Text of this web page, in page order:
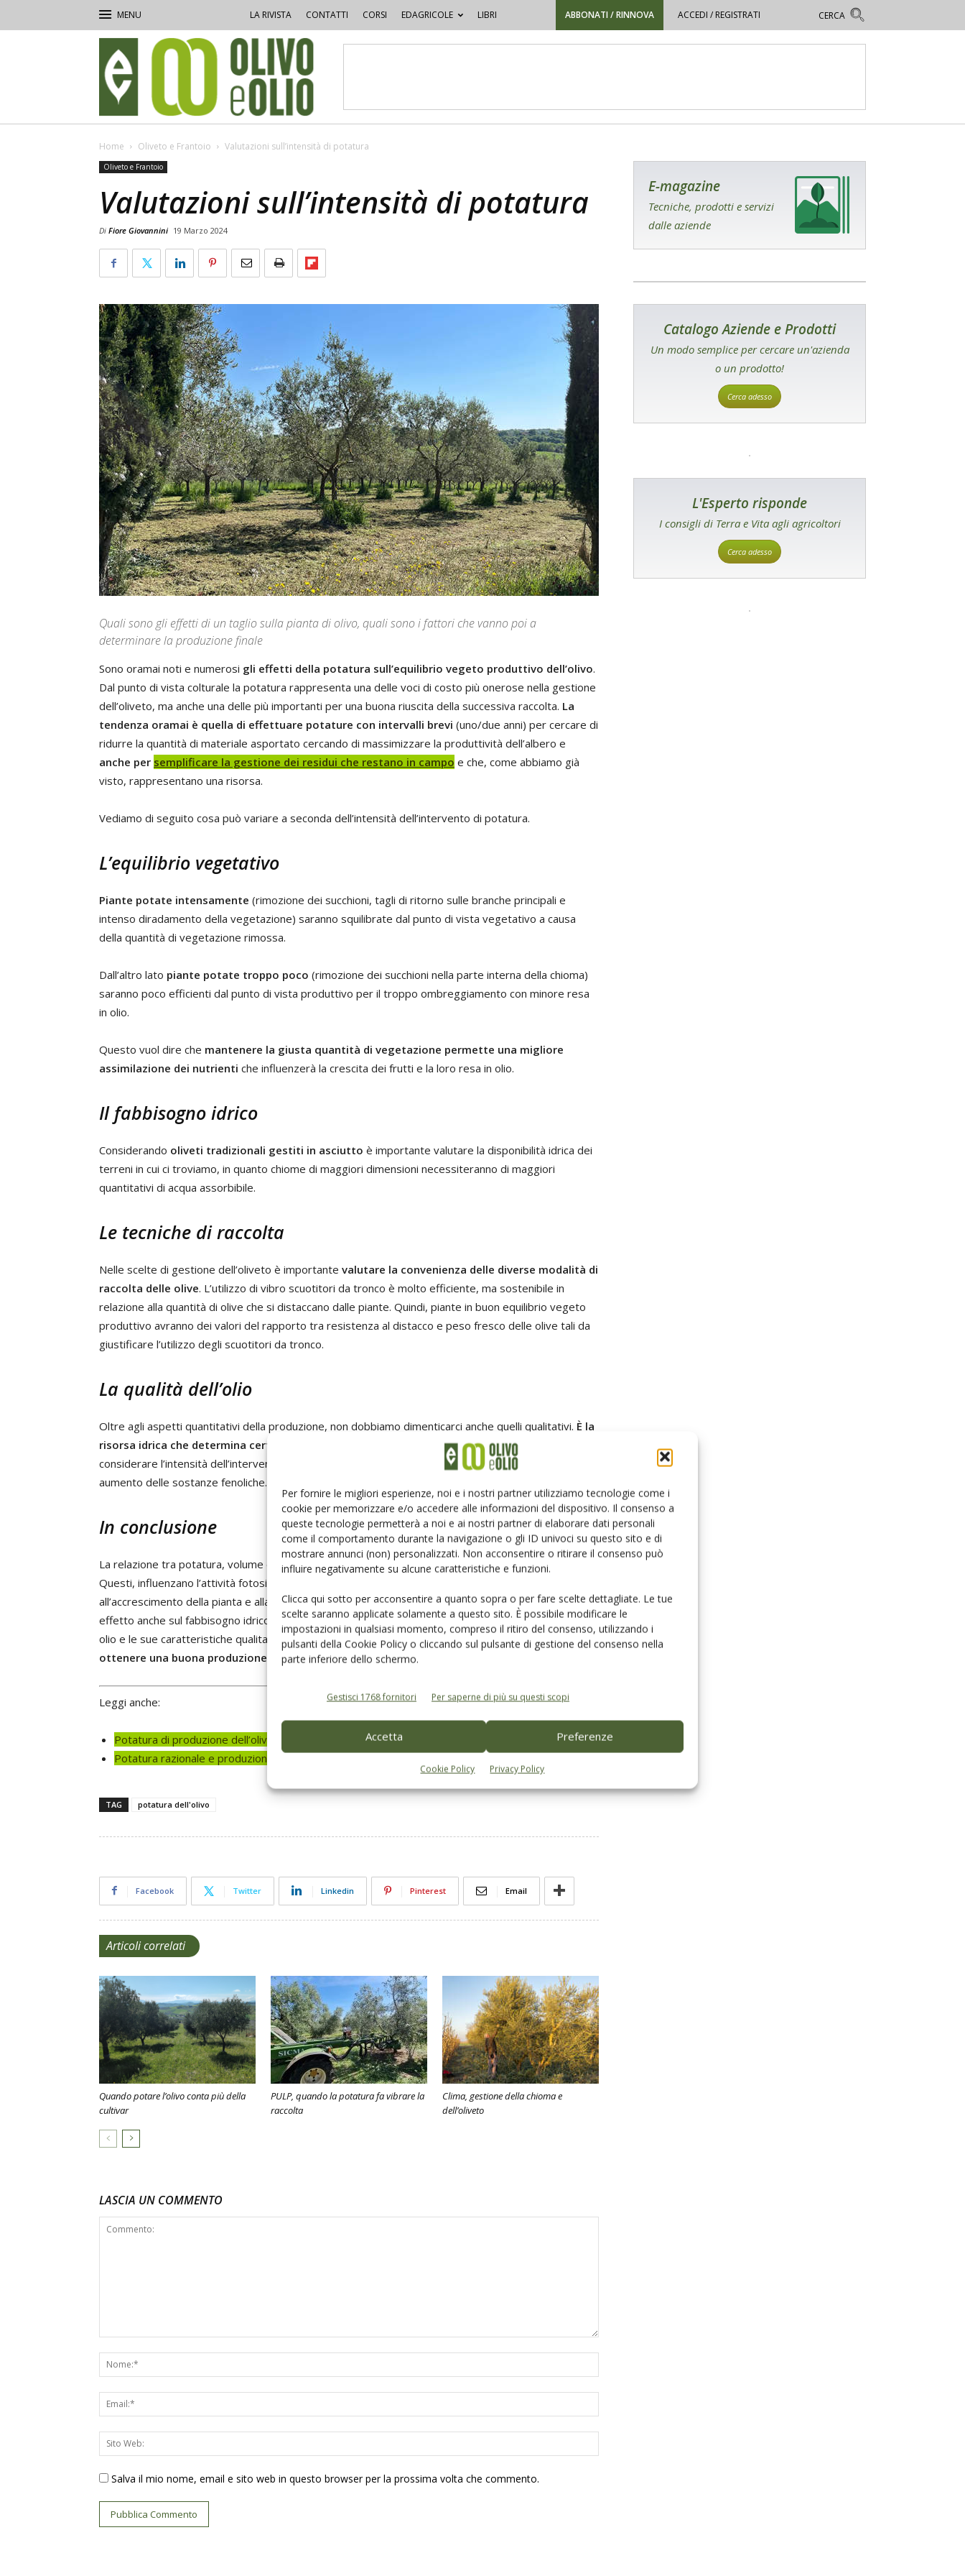
Per fornire le migliori esperienze, noi e i nostri partner utilizziamo tecnologie come i
cookie per memorizzare e/o accedere alle informazioni del dispositivo. Il consenso a
queste tecnologie permetterà a noi e ai nostri partner di elaborare dati personali
come il comportamento durante la navigazione o gli ID univoci su questo sito e di
mostrare annunci (non) personalizzati. Non acconsentire o ritirare il consenso può
influire negativamente su alcune caratteristiche e funzioni.
Clicca qui sotto per acconsentire a quanto sopra o per fare scelte dettagliate. Le tue
scelte saranno applicate solamente a questo sito. È possibile modificare le
impostazioni in qualsiasi momento, compreso il ritiro del consenso, utilizzando i
pulsanti della Cookie Policy o cliccando sul pulsante di gestione del consenso nella
parte inferiore dello schermo.
Gestisci 1768 fornitori Per saperne di più su questi scopi
Accetta Preferenze
Cookie Policy Privacy Policy
LA RIVISTA CONTATTI CORSI EDAGRICOLE LIBRI ABBONATI / RINNOVA ACCEDI / REGISTRATI
e
Olio
Home Oliveto e Frantoio Valutazioni sull’intensità di potatura
Oliveto e Frantoio
Valutazioni sull’intensità di potatura
Di Fiore Giovannini 19 Marzo 2024
Quali sono gli effetti di un taglio sulla pianta di olivo, quali sono i fattori che vanno poi a
determinare la produzione finale
Sono oramai noti e numerosi gli effetti della potatura sull’equilibrio vegeto produttivo dell’olivo.
Dal punto di vista colturale la potatura rappresenta una delle voci di costo più onerose nella gestione
dell’oliveto, ma anche una delle più importanti per una buona riuscita della successiva raccolta. La
tendenza oramai è quella di effettuare potature con intervalli brevi (uno/due anni) per cercare di
ridurre la quantità di materiale asportato cercando di massimizzare la produttività dell’albero e
anche per semplificare la gestione dei residui che restano in campo e che, come abbiamo già
visto, rappresentano una risorsa.
Vediamo di seguito cosa può variare a seconda dell’intensità dell’intervento di potatura.
L’equilibrio vegetativo
Piante potate intensamente (rimozione dei succhioni, tagli di ritorno sulle branche principali e
intenso diradamento della vegetazione) saranno squilibrate dal punto di vista vegetativo a causa
della quantità di vegetazione rimossa.
Dall’altro lato piante potate troppo poco (rimozione dei succhioni nella parte interna della chioma)
saranno poco efficienti dal punto di vista produttivo per il troppo ombreggiamento con minore resa
in olio.
Questo vuol dire che mantenere la giusta quantità di vegetazione permette una migliore
assimilazione dei nutrienti che influenzerà la crescita dei frutti e la loro resa in olio.
Il fabbisogno idrico
Considerando oliveti tradizionali gestiti in asciutto è importante valutare la disponibilità idrica dei
terreni in cui ci troviamo, in quanto chiome di maggiori dimensioni necessiteranno di maggiori
quantitativi di acqua assorbibile.
Le tecniche di raccolta
Nelle scelte di gestione dell’oliveto è importante valutare la convenienza delle diverse modalità di
raccolta delle olive. L’utilizzo di vibro scuotitori da tronco è molto efficiente, ma sostenibile in
relazione alla quantità di olive che si distaccano dalle piante. Quindi, piante in buon equilibrio vegeto
produttivo avranno dei valori del rapporto tra resistenza al distacco e peso fresco delle olive tali da
giustificare l’utilizzo degli scuotitori da tronco.
La qualità dell’olio
Oltre agli aspetti quantitativi della produzione, non dobbiamo dimenticarci anche quelli qualitativi. È la
risorsa idrica che determina certi cambiamenti nella qualità dell’olio. È importante, quindi,
considerare l’intensità dell’intervento: al diminuire del contenuto idrico si avrà, in particolare, un
aumento delle sostanze fenoliche.
In conclusione
La relazione tra potatura, volume della chioma e produttività sono aspetti connessi tra di loro.
Questi, influenzano l’attività fotosintetica e, quindi, la produzione di tutte le sostanze utili
all’accrescimento della pianta e alla sua produzione. Allo stesso tempo, l’entità della chioma ha un
effetto anche sul fabbisogno idrico, che unitamente all’attività fotosintetica influenza la produzione di
olio e le sue caratteristiche qualitative.Potature di media intensitàsono quelle checonsentono di
ottenere una buona produzione, mantenendo buoni livelli qualitativi dell’olio
Leggi anche:
Potatura di produzione dell’olivo, linee guida
Potatura razionale e produzione al top. Sì, se l’olivo è a vaso policonico
TAG potatura dell'olivo
Facebook Twitter Linkedin Pinterest Email
Articoli correlati
Quando potare l’olivo conta più della
cultivar
PULP, quando la potatura fa vibrare la
raccolta
Clima, gestione della chioma e
dell’oliveto
LASCIA UN COMMENTO
Salva il mio nome, email e sito web in questo browser per la prossima volta che commento.
E-magazine
Tecniche, prodotti e servizi
dalle aziende
Catalogo Aziende e Prodotti
Un modo semplice per cercare un'azienda
o un prodotto!
Cerca adesso
L'Esperto risponde
I consigli di Terra e Vita agli agricoltori
Cerca adesso